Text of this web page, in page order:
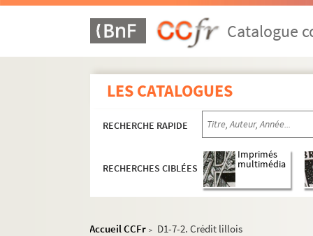
Catalogue
LES CATALOGUES
RECHERCHE RAPIDE
RECHERCHES CIBLÉES
Imprimés
multimédia
Accueil CCFr > D1-7-2. Crédit lillois